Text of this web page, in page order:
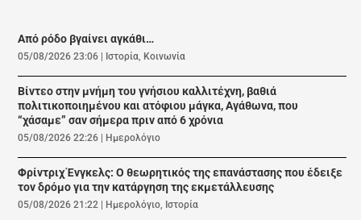
Από ρόδο βγαίνει αγκάθι…
05/08/2026 23:06 Ιστορία, Κοινωνία
Βίντεο στην μνήμη του γνήσιου καλλιτέχνη, βαθιά
πολιτικοποιημένου και ατόφιου μάγκα, Αγάθωνα, που
“χάσαμε” σαν σήμερα πριν από 6 χρόνια
05/08/2026 22:26 Ημερολόγιο
Φρίντριχ Ένγκελς: Ο θεωρητικός της επανάστασης που έδειξε
τον δρόμο για την κατάργηση της εκμετάλλευσης
05/08/2026 21:22 Ημερολόγιο, Ιστορία